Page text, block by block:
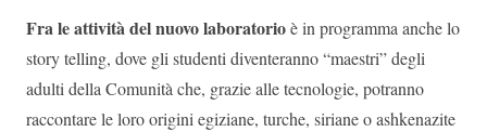
Fra le attività del nuovo laboratorioè in programma anche lo
story telling, dove gli studenti diventeranno “maestri” degli
adulti della Comunità che, grazie alle tecnologie, potranno
raccontare le loro origini egiziane, turche, siriane o ashkenazite